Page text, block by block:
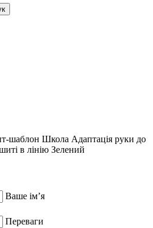
шаблон Школа Адаптація руки до
в лінію Зелений
Ваше ім’я
Переваги